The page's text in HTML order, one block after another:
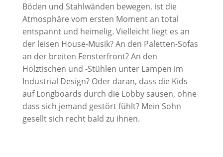
Böden und Stahlwänden bewegen, ist die
Atmosphäre vom ersten Moment an total
entspannt und heimelig. Vielleicht liegt es an
der leisen House-Musik? An den Paletten-Sofas
an der breiten Fensterfront? An den
Holztischen und -Stühlen unter Lampen im
Industrial Design? Oder daran, dass die Kids
auf Longboards durch die Lobby sausen, ohne
dass sich jemand gestört fühlt? Mein Sohn
gesellt sich recht bald zu ihnen.